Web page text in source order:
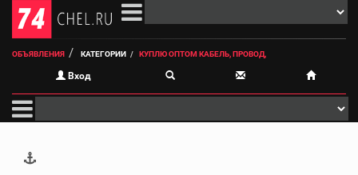
ОБЪЯВЛЕНИЯ КАТЕГОРИИ КУПЛЮ ОПТОМ КАБЕЛЬ, ПРОВОД,
Вход